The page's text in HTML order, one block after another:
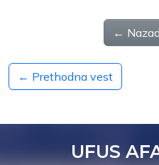
←
← Prethodna vest
UFUS